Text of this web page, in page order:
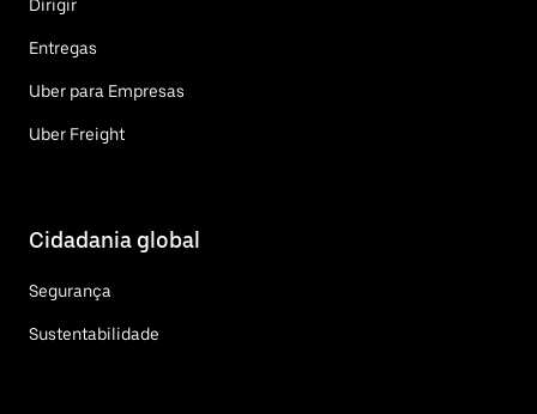
Dirigir
Entregas
Uber para Empresas
Uber Freight
Cidadania global
Segurança
Sustentabilidade